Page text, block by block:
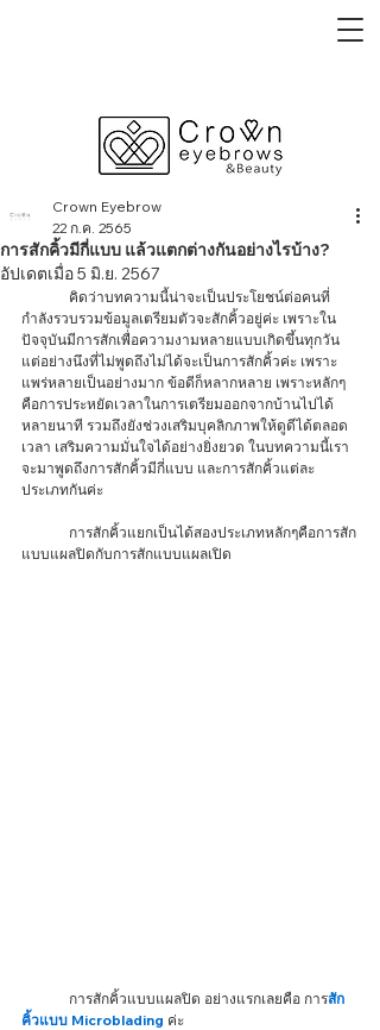
การสักคิ้วมีกี่แบบ แล้วแตกต่างกันอย่างไรบ้าง?
Crown Eyebrow
22 ก.ค. 2565
อัปเดตเมื่อ5 มิ.ย. 2567
กำลังรวบรวมข้อมูลเตรียมตัวจะสักคิ้วอยู่ค่ะ เพราะใน
ปัจจุบันมีการสักเพื่อความงามหลายแบบเกิดขึ้นทุกวัน
แต่อย่างนึงที่ไม่พูดถึงไม่ได้จะเป็นการสักคิ้วค่ะ เพราะ
แพร่หลายเป็นอย่างมาก ข้อดีก็หลากหลาย เพราะหลักๆ
คือการประหยัดเวลาในการเตรียมออกจากบ้านไปได้
หลายนาที รวมถึงยังช่วงเสริมบุคลิกภาพให้ดูดีได้ตลอด
เวลา เสริมความมั่นใจได้อย่างยิ่งยวด ในบทความนี้เรา
จะมาพูดถึงการสักคิ้วมีกี่แบบ และการสักคิ้วแต่ละ
ประเภทกันค่ะ
แบบแผลปิดกับการสักแบบแผลเปิด
	การสักคิ้วแบบแผลปิด อย่างแรกเลยคือ การ
สัก
คิ้วแบบ Microblading ค่ะ